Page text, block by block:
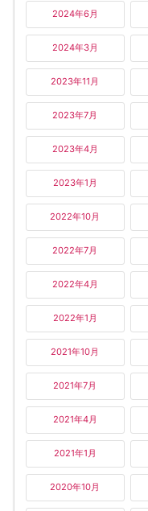
2024年6月
2024年3月
2023年11月
2023年7月
2023年4月
2023年1月
2022年10月
2022年7月
2022年4月
2022年1月
2021年10月
2021年7月
2021年4月
2021年1月
2020年10月